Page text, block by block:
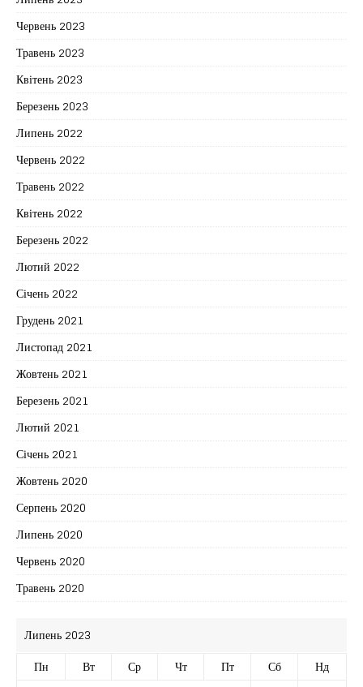
Червень 2023
Травень 2023
Квітень 2023
Березень 2023
Липень 2022
Червень 2022
Травень 2022
Квітень 2022
Березень 2022
Лютий 2022
Січень 2022
Грудень 2021
Листопад 2021
Жовтень 2021
Березень 2021
Лютий 2021
Січень 2021
Жовтень 2020
Серпень 2020
Липень 2020
Червень 2020
Травень 2020
Липень 2023
Пн
Вт Ср Чт Пт Сб
Нд